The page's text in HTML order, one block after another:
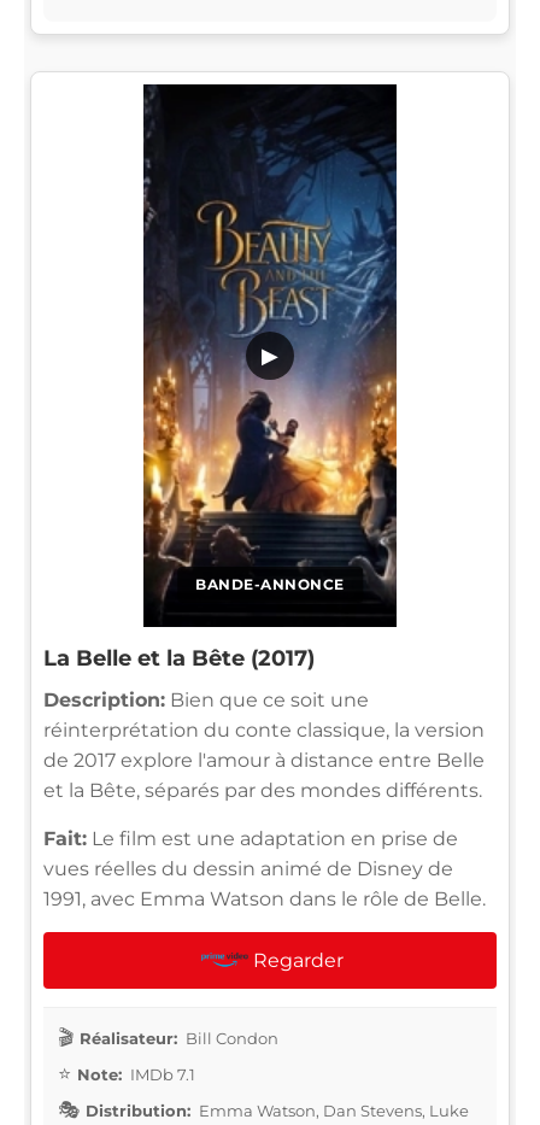
BANDE-ANNONCE
▶
La Belle et la Bête (2017)
Description: Bien que ce soit une
réinterprétation du conte classique, la version
de 2017 explore l'amour à distance entre Belle
et la Bête, séparés par des mondes différents.
Fait: Le film est une adaptation en prise de
vues réelles du dessin animé de Disney de
1991, avec Emma Watson dans le rôle de Belle.
Regarder
Réalisateur: Bill Condon
Note: IMDb 7.1
Distribution: Emma Watson, Dan Stevens, Luke